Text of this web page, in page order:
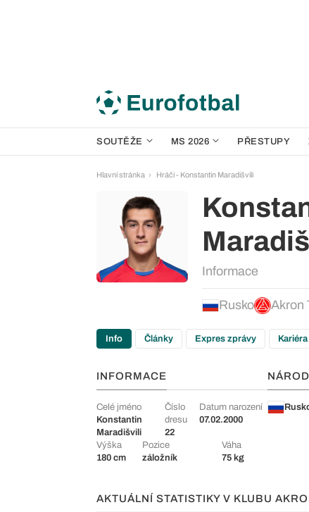
SOUTĚŽE MS 2026 PŘESTUPY
Hlavní stránka Hráči - Konstantin Maradišvili
Informace
Rusko Akron
Info Články Expres zprávy
INFORMACE
Celé jméno
Konstantin
Maradišvili
Číslo
dresu
22
Datum narození
07.02.2000
Výška
180 cm
Pozice
záložník
Váha
75 kg
AKTUÁLNÍ STATISTIKY V KLUBU